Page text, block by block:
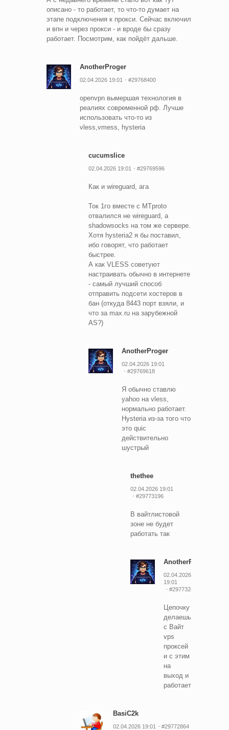
описано - то работает, то что-то думает на
этапе подключения к прокси. Сейчас включил
и впн и через прокси - и вроде бы сразу
работает. Посмотрим, как пойдëт дальше.
AnotherProger
02.04.2026 19:01 #29768400
openvpn вымершая технология в
реалиях современной рф. Лучше
использовать что-то из
vless,vmess, hysteria
cucumslice
02.04.2026 19:01 #29769596
Как и wireguard, ага
Ток 1го вместе с MTproto
отвалился не wireguard, а
shadowsocks на том же сервере.
Хотя hysteria2 я бы поставил,
ибо говорят, что работает
быстрее.
А как VLESS советуют
настраивать обычно в интернете
- самый лучший способ
отправить подсети хостеров в
бан (откуда 8443 порт взяли, и
что за max.ru на зарубежной
AS?)
AnotherProger
02.04.2026 19:01
#29769618
Я обычно ставлю
yahoo на vless,
нормально работает.
Hysteria из-за того что
это quic
действительно
шустрый
thethee
02.04.2026 19:01
#29773196
В вайтлистовой
зоне не будет
работать так
AnotherProger
02.04.2026
19:01
#29773280
Цепочку
делаешь
с Вайт
vps
проксей
и с этим
на
выход и
работает
BasiC2k
02.04.2026 19:01 #29772864